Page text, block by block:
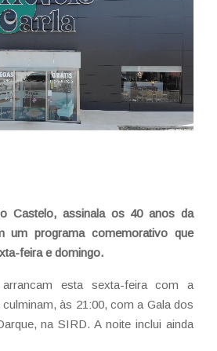
Castelo, assinala os 40 anos da
um programa comemorativo que
feira e domingo.
esta sexta-feira com a
às 21:00, com a Gala dos
na SIRD. A noite inclui ainda